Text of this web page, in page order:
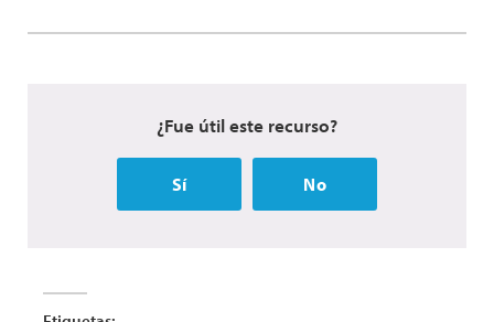
¿Fue útil este recurso?
Sí No